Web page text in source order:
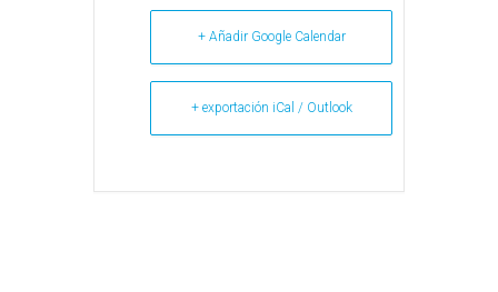
+ Añadir Google Calendar
+ exportación iCal / Outlook